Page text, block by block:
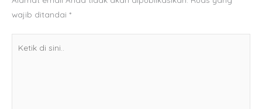
wajib ditandai *